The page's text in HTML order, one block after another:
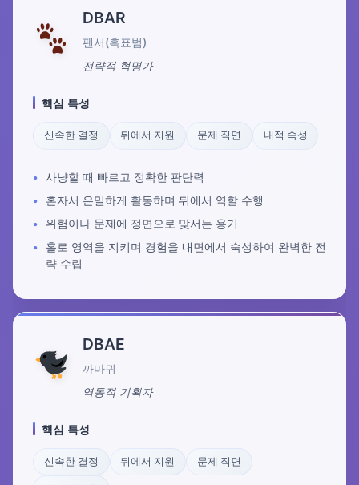
DBAR
팬서(흑표범)
전략적 혁명가
핵심 특성
신속한 결정 뒤에서 지원 문제 직면 내적 숙성
사냥할 때 빠르고 정확한 판단력
혼자서 은밀하게 활동하며 뒤에서 역할 수행
위험이나 문제에 정면으로 맞서는 용기
홀로 영역을 지키며 경험을 내면에서 숙성하여 완벽한 전
략 수립
DBAE
까마귀
역동적 기획자
핵심 특성
신속한 결정 뒤에서 지원 문제 직면